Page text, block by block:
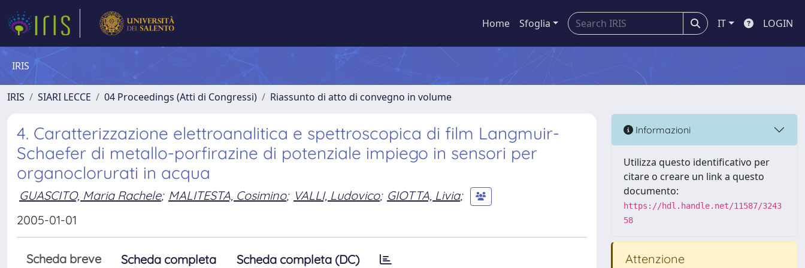
Home Sfoglia IT LOGIN
IRIS
IRIS SIARI LECCE 04 Proceedings (Atti di Congressi) Riassunto di atto di convegno in volume
4. Caratterizzazione elettroanalitica e spettroscopica di film Langmuir-
Schaefer di metallo-porfirazine di potenziale impiego in sensori per
organoclorurati in acqua
GUASCITO, Maria Rachele; MALITESTA, Cosimino; VALLI, Ludovico; GIOTTA, Livia;
2005-01-01
Scheda breve Scheda completa Scheda completa (DC)
Informazioni
Utilizza questo identificativo per
citare o creare un link a questo
documento:
https://hdl.handle.net/11587/3243
58
Attenzione